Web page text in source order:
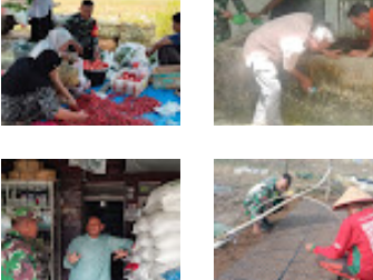
Babinsa Turun ke Pasar,
Harga dan Ketersediaan
Sembako Dipantau
Semangat Gotong
Royong, Babinsa dan
Warga Bersihkan
Penampungan Air
Masjid